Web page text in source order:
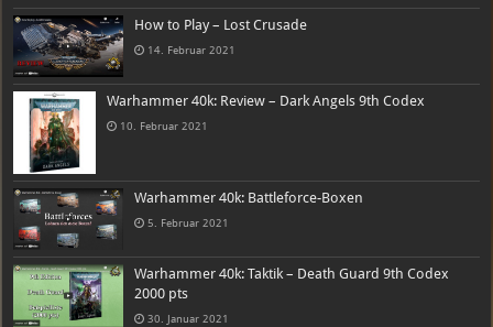
How to Play – Lost Crusade
14. Februar 2021
Warhammer 40k: Review – Dark Angels 9th Codex
10. Februar 2021
Warhammer 40k: Battleforce-Boxen
5. Februar 2021
Warhammer 40k: Taktik – Death Guard 9th Codex
2000 pts
30. Januar 2021